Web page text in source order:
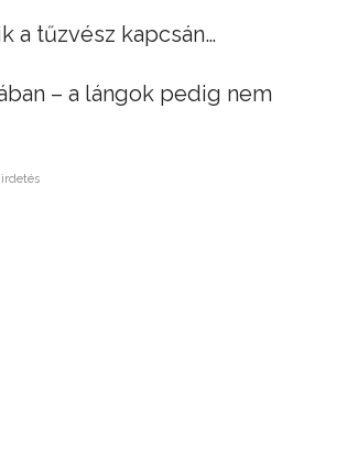
a tűzvész kapcsán…
– a lángok pedig nem